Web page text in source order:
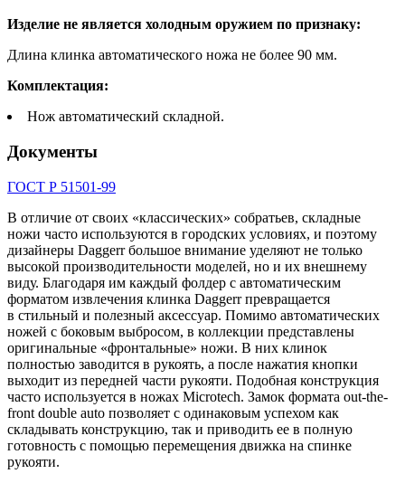
Изделие не является холодным оружием по признаку:
Длина клинка автоматического ножа не более 90 мм.
Комплектация:
Нож автоматический складной.
Документы
ГОСТ Р 51501-99
В отличие от своих «классических» собратьев, складные
ножи часто используются в городских условиях, и поэтому
дизайнеры Daggerr большое внимание уделяют не только
высокой производительности моделей, но и их внешнему
виду. Благодаря им каждый фолдер с автоматическим
форматом извлечения клинка Daggerr превращается
в стильный и полезный аксессуар. Помимо автоматических
ножей с боковым выбросом, в коллекции представлены
оригинальные «фронтальные» ножи. В них клинок
полностью заводится в рукоять, а после нажатия кнопки
выходит из передней части рукояти. Подобная конструкция
часто используется в ножах Microtech. Замок формата out-the-
front double auto позволяет с одинаковым успехом как
складывать конструкцию, так и приводить ее в полную
готовность с помощью перемещения движка на спинке
рукояти.